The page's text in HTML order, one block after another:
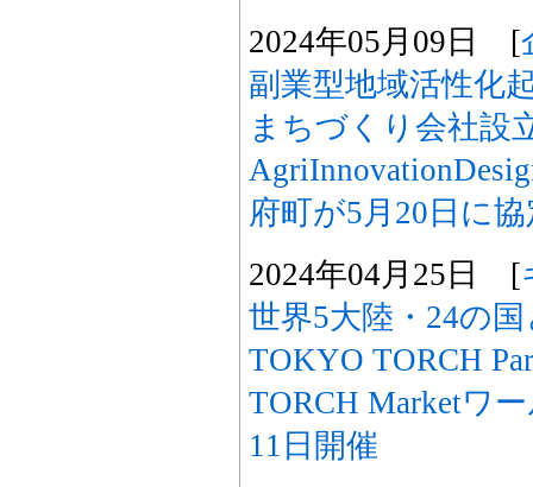
2024年05月09日 [
副業型地域活性化
まちづくり会社設
府町が5月20日に
2024年04月25日 [
世界5大陸・24の
TOKYO TORCH
TORCH Marketワ
11日開催